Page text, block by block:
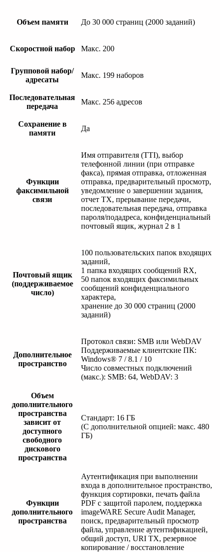
Объем памяти До 30 000 страниц (2000 заданий)
Скоростной набор Макс. 200
Групповой набор/
адресаты
Макс. 199 наборов
Последовательная
передача
Макс. 256 адресов
Сохранение в
памяти
Да
Функции
факсимильной
связи
Имя отправителя (TTI), выбор
телефонной линии (при отправке
факса), прямая отправка, отложенная
отправка, предварительный просмотр,
уведомление о завершении задания,
отчет TX, прерывание передачи,
последовательная передача, отправка
пароля/подадреса, конфиденциальный
почтовый ящик, журнал 2 в 1
Почтовый ящик
(поддерживаемое
число)
100 пользовательских папок входящих
заданий,
1 папка входящих сообщений RX,
50 папок входящих факсимильных
сообщений конфиденциального
характера,
хранение до 30 000 страниц (2000
заданий)
Дополнительное
пространство
Протокол связи: SMB или WebDAV
Поддерживаемые клиентские ПК:
Windows® 7 / 8.1 / 10
Число совместных подключений
(макс.): SMB: 64, WebDAV: 3
Объем
дополнительного
пространства
зависит от
доступного
свободного
дискового
пространства
Стандарт: 16 ГБ
(С дополнительной опцией: макс. 480
ГБ)
Функции
дополнительного
пространства
Аутентификация при выполнении
входа в дополнительное пространство,
функция сортировки, печать файла
PDF с защитой паролем, поддержка
imageWARE Secure Audit Manager,
поиск, предварительный просмотр
файла, управление аутентификацией,
общий доступ, URI TX, резервное
копирование / восстановление